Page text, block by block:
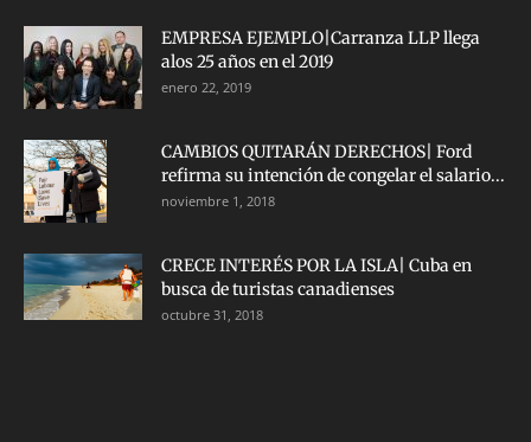
EMPRESA EJEMPLO|Carranza LLP llega
alos 25 años en el 2019
enero 22, 2019
CAMBIOS QUITARÁN DERECHOS| Ford
refirma su intención de congelar el salario...
noviembre 1, 2018
CRECE INTERÉS POR LA ISLA| Cuba en
busca de turistas canadienses
octubre 31, 2018